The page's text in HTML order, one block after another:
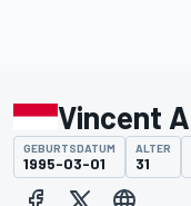
Vincent
GEBURTSDATUM
1995-03-01
ALTER
31